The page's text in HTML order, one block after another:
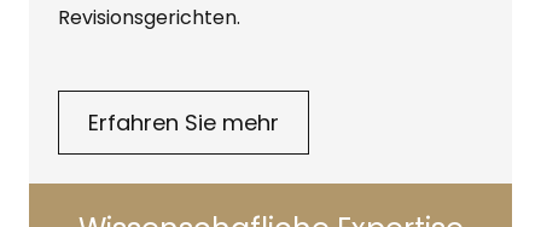
Revisionsgerichten.
Erfahren Sie mehr